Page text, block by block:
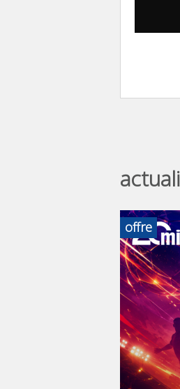
offre